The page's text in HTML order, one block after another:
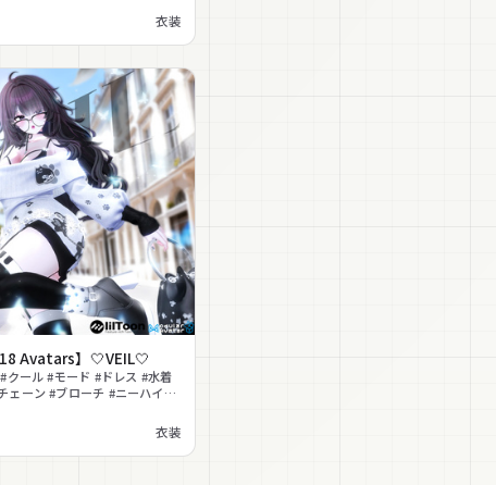
衣装
Avatars】🤍VEIL🤍
クール #モード #ドレス #水着
ェーン #ブローチ #ニーハイ
衣装